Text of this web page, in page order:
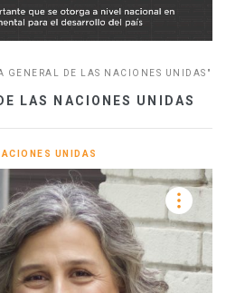
GENERAL DE LAS NACIONES UNIDAS"
LAS NACIONES UNIDAS
UNIDAS